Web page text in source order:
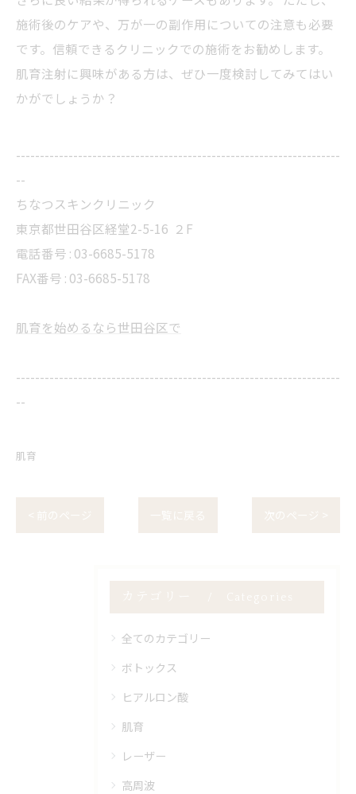
施術後のケアや、万が一の副作用についての注意も必要
です。信頼できるクリニックでの施術をお勧めします。
肌育注射に興味がある方は、ぜひ一度検討してみてはい
かがでしょうか？
--------------------------------------------------------------------
--
ちなつスキンクリニック
東京都世田谷区経堂2-5-16 ２F
電話番号 : 03-6685-5178
FAX番号 : 03-6685-5178
肌育を始めるなら世田谷区で
--------------------------------------------------------------------
--
肌育
全てのカテゴリー
ボトックス
ヒアルロン酸
肌育
レーザー
高周波